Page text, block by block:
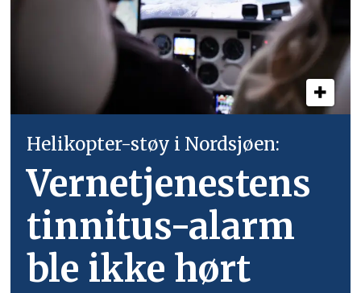
Helikopter-støy i Nordsjøen:
Vernetjenestens
tinnitus-alarm
ble ikke hørt